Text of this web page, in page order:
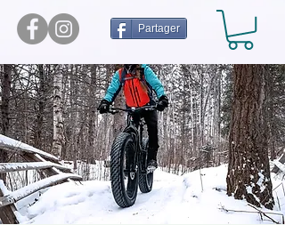
Partager